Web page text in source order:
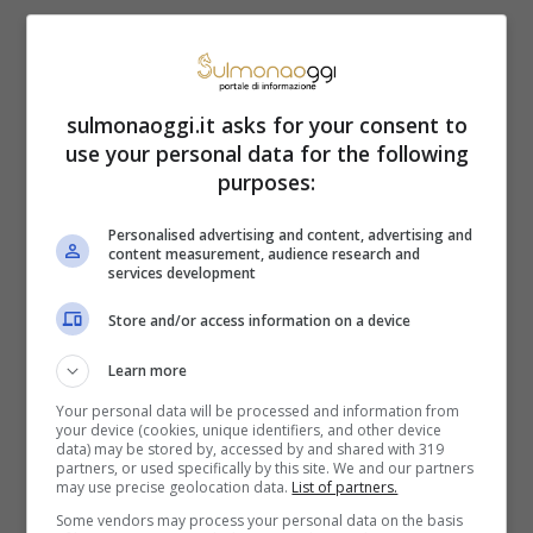
Occupare uno spazio destinato al
parcheggio con oggetti come sedie
portareall’applicazione dellesanzioni
previste per l’occupazione abusiva dello
spazio stradale.
In questo contesto si configura la
violazione amministrativa correlata
all’occupazione dello spazio stradale
sanzioni che variano da 173 a 694 euro
mentre nei casi più gravi può scattare
anche il reato d’invasione dei terreni o
sulmonaoggi.it asks for your consent to
use your personal data for the following
purposes:
Personalised advertising and content, advertising and
content measurement, audience research and
services development
Store and/or access information on a device
Learn more
Your personal data will be processed and information from
your device (cookies, unique identifiers, and other device
data) may be stored by, accessed by and shared with 319
partners, or used specifically by this site. We and our partners
may use precise geolocation data. List of partners.
Some vendors may process your personal data on the basis